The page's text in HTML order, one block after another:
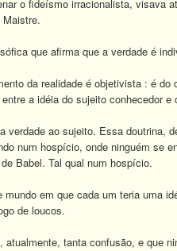
o fideísmo irracionalista, visava
que afirma que a verdade é
da realidade é objetivista : é
a idéia do sujeito conhecedor
verdade ao sujeito. Essa doutrina,
num hospício, onde ninguém se
Babel. Tal qual num hospício.
em que cada um teria uma
de loucos.
atualmente, tanta confusão, e que